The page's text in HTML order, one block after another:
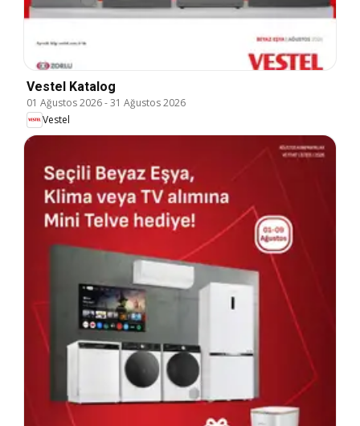
Vestel Katalog
01 Ağustos 2026-31 Ağustos 2026
Vestel